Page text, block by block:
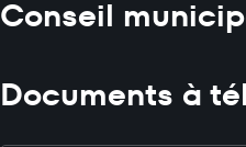
Conseil
Documents à